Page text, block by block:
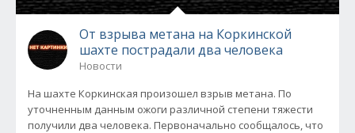
От взрыва метана на Коркинской
шахте пострадали два человека
Новости
На шахте Коркинская произошел взрыв метана. По
уточненным данным ожоги различной степени тяжести
получили два человека. Первоначально сообщалось, что